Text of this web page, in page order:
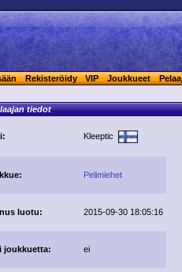
Rekisteröidy VIP Joukkueet
tiedot
Kleeptic
Pelimiehet
luotu: 2015-09-30 18:05:16
joukkuetta: ei